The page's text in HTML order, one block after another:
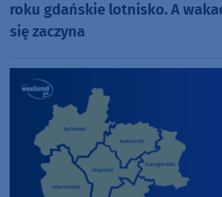
roku gdańskie lotnisko. A
się zaczyna